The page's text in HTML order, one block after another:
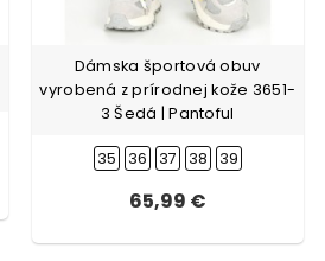
Dámska športová obuv
vyrobená z prírodnej kože 3651-
3 Šedá | Pantoful
35 36 37 38 39
65,99 €